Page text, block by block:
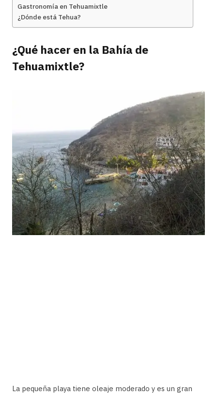
Gastronomía en Tehuamixtle
¿Dónde está Tehua?
¿Qué hacer en la Bahía de
Tehuamixtle?
La pequeña playa tiene oleaje moderado y es un gran